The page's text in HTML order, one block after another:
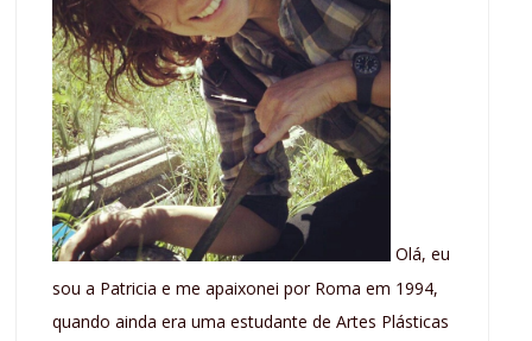
Olá, eu
sou a Patricia e me apaixonei por Roma em 1994,
quando ainda era uma estudante de Artes Plásticas